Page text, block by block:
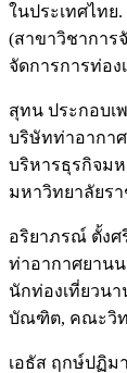
ในประเทศไท
(สาขาวิชาการ
จัดการการท่อ
สุทน ประกอบเ
บริษัทท่าอากา
บริหารธุรกิจม
มหาวิทยาลัยร
อริยาภรณ์ ตั้งศ
ท่าอากาศยาน
นักท่องเที่ยวน
บัณฑิต, คณะวิท
เอธัส ฤกษ์ปฏิม